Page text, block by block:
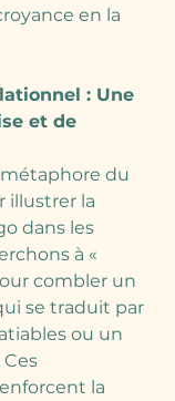
en la
: Une
et de
du
illustrer la
dans les
à «
combler un
se traduit par
ou un
la